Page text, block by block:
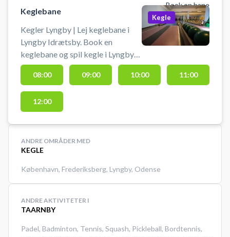
Book en bane
Keglebane
Kegler Lyngby | Lej keglebane i
Lyngby Idrætsby. Book en
keglebane og spil kegle i Lyngby
på en af keglebanerne beliggende
i idrætsbyen.
Kegle
08:00 09:00 10:00 11:00
12:00
ANDRE OMRÅDER MED
KEGLE
København, Frederiksberg, Lyngby, Odense
ANDRE AKTIVITETER I
TAARNBY
Padel, Badminton, Tennis, Squash, Pickleball, Bordtennis,